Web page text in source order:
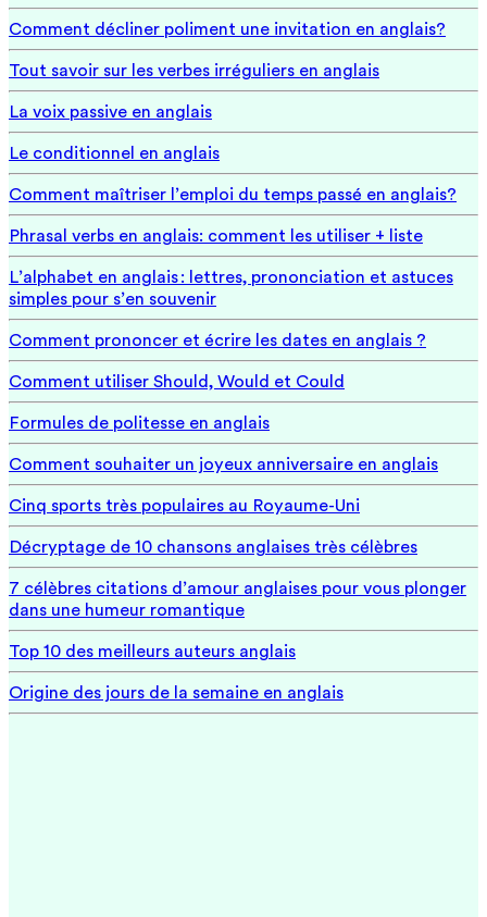
Comment décliner poliment une invitation en anglais?
Tout savoir sur les verbes irréguliers en anglais
La voix passive en anglais
Le conditionnel en anglais
Comment maîtriser l’emploi du temps passé en anglais?
Phrasal verbs en anglais: comment les utiliser + liste
L’alphabet en anglais : lettres, prononciation et astuces
simples pour s’en souvenir
Comment prononcer et écrire les dates en anglais ?
Comment utiliser Should, Would et Could
Formules de politesse en anglais
Comment souhaiter un joyeux anniversaire en anglais
Cinq sports très populaires au Royaume-Uni
Décryptage de 10 chansons anglaises très célèbres
7 célèbres citations d’amour anglaises pour vous plonger
dans une humeur romantique
Top 10 des meilleurs auteurs anglais
Origine des jours de la semaine en anglais